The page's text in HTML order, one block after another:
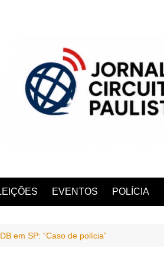
EVENTOS POLÍCIA
em SP: “Caso de polícia”